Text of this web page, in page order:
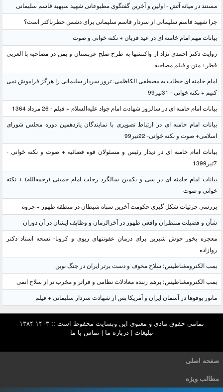
مستند در میانه آتش - اولین و آخرین گفتگوی مطبوعاتی شهید سپهبد قاسم سلیمانی
چرا شهید قاسم سلیمانی از سردار قاسم سلیمانی برای دشمن خطرناکتر است؟
بیانات مهم امام خامنه ای در عید قربان + نکته خوانی و صوت
روایت دکتر احمدی نژاد از واکنشها به طرح صلح عربستان و یمن در مصاحبه با العربی
قطر+ متن و فیلم مصاحبه
امام خامنه ای خطاب به مصطفی الکاظمی: ترور سردار سلیمانی را هرگز فراموش نمی
کنیم + نکته خوانی - 31تیر99
بیانات امام خامنه ای در سالروز شهادت امام جواد علیه‌السلام + فیلم - 26 مرداد 1364
بیانات امام خامنه ای در ارتباط تصویری با نمایندگان یازدهمین دوره مجلس شورای
اسلامی+ صوت و نکته خوانی- 22تیر99
بیانات امام خامنه ای در دیدار رئیس و مسئولان قوه قضائیه + صوت و نکته خوانی -
7تیر1399
بیانات امام خامنه ای در سی و یکمین سالگرد رحلت امام خمینی (رحمه‌الله) + نکته
خوانی و صوت
بررسی جزئیات شکل گیری حکومت آخرین سپاه شیطان در منطقه ظهور + جزوه
شأن و فضیلت منتظران واقعی ظهور در آخرالزمان و وظایف ایشان در آن دوران
معجزه بخور جوش شیرین برای درمان عفونتهای ریوی و کرونا- نسخه استاد دکتر
روازاده
بمب الکترومغناطیس؛ سلاح مخوف و دست برتر ایران در جنگ نوین
بمب الکترومغناطیس؛ برهم زننده معادلات نظامی و فراتر و مخرب تر از سلاح اتمی
مانور یوفوها در آسمان ایران و آمریکا پس از شهادت سردار سلیمانی + فیلم
تمامی حقوق مادی و معنوی این وبسایت محفوظ است :: ۱۴۰۳-۱۳۸۴
تبلیغات | درباره ما |تماس با ما
صفحه اصلی
مطالب ویژه